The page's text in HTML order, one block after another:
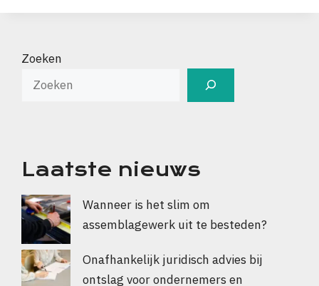
Zoeken
Laatste nieuws
Wanneer is het slim om
assemblagewerk uit te besteden?
Onafhankelijk juridisch advies bij
ontslag voor ondernemers en